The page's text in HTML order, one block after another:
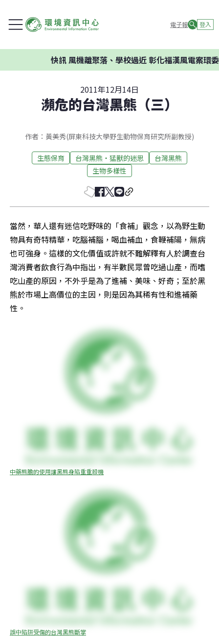
電子報 登入
風機離聚落、學校過近 彰化福漢風電案環委建議不
2011年12月14日
瀕危的台灣黑熊（三）
作者：黃美秀(屏東科技大學野生動物保育研究所副教授)
生態保育 台灣黑熊‧猛獸的迷思
台灣黑熊
生物多樣性
當然，華人還有迷信吃野味的「食補」觀念，以為野生動
物具有奇特精華，吃腦補腦，喝血補血，食鞭補陽，無病
也可強身。這樣的文化價值或許就不難解釋有人於調查台
灣消費者飲食行為中指出，有半數民眾曾吃過山產，而嗜
吃山產的原因，不外乎是為了進補、美味、好奇；至於黑
熊於市場上高價位的主因，則是因為其稀有性和進補藥
性。
中藥熊膽的使用讓黑熊身陷重重殺機
誤中陷阱受傷的台灣黑熊斷掌